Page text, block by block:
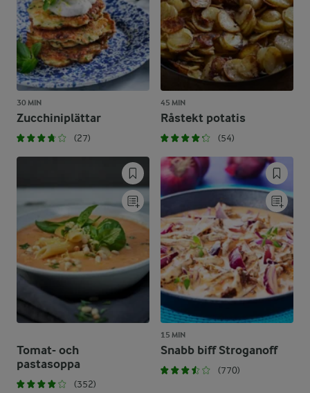
30 MIN
Zucchiniplättar
(27)
45 MIN
Råstekt potatis
(54)
Tomat- och
pastasoppa
(352)
15 MIN
Snabb biff Stroganoff
(770)